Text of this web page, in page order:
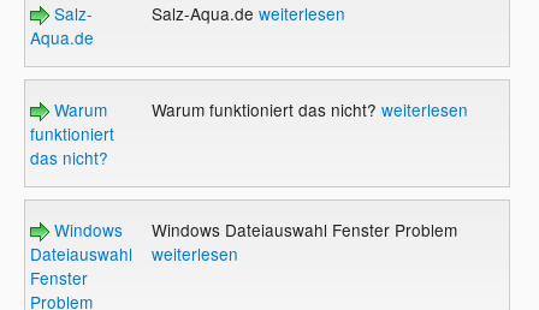
Salz-
Aqua.de
Salz-Aqua.de weiterlesen
Warum
funktioniert
das nicht?
Warum funktioniert das nicht? weiterlesen
Windows
Dateiauswahl
Fenster
Problem
Windows Dateiauswahl Fenster Problem
weiterlesen